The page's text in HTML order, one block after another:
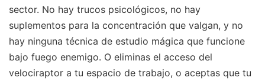
sector. No hay trucos psicológicos, no hay
suplementos para la concentración que valgan, y no
hay ninguna técnica de estudio mágica que funcione
bajo fuego enemigo. O eliminas el acceso del
velociraptor a tu espacio de trabajo, o aceptas que tu